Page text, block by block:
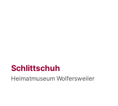
Schlittschuh
Heimatmuseum Wolfersweiler